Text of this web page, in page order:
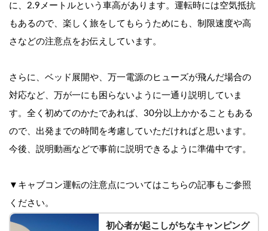
に、2.9メートルという車高があります。運転時には空気抵抗
もあるので、楽しく旅をしてもらうためにも、制限速度や高
さなどの注意点をお伝えしています。
さらに、ベッド展開や、万一電源のヒューズが飛んだ場合の
対応など、万が一にも困らないように一通り説明していま
す。全く初めてのかたであれば、30分以上かかることもある
ので、出発までの時間を考慮していただければと思います。
今後、説明動画などで事前に説明できるように準備中です。
▼キャブコン運転の注意点についてはこちらの記事もご参照
ください。
初心者が起こしがちなキャンピング